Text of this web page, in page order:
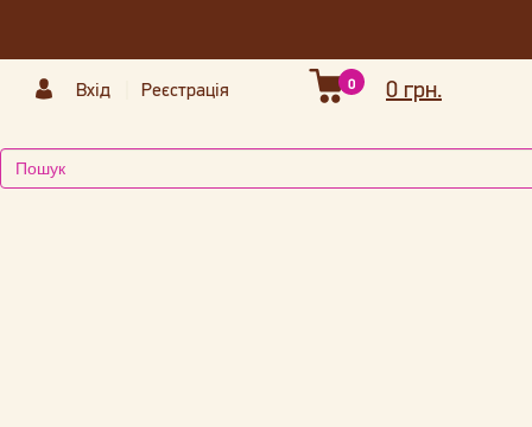
Вхід Реєстрація 0 грн.
0